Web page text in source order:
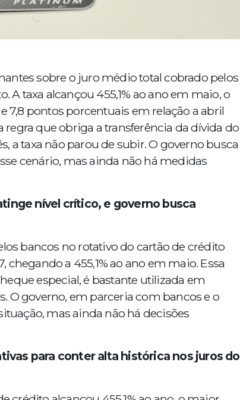
sobre o juro médio total cobrado pelos
A taxa alcançou 455,1% ao ano em maio, o
7,8 pontos porcentuais em relação a abril
que obriga a transferência da dívida do
a taxa não parou de subir. O governo busca
cenário, mas ainda não há medidas
nível crítico, e governo busca
bancos no rotativo do cartão de crédito
a 455,1% ao ano em maio. Essa
especial, é bastante utilizada em
O governo, em parceria com bancos e o
mas ainda não há decisões
para conter alta histórica nos juros do